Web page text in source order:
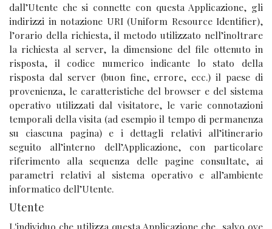
dall’Utente che si connette con questa Applicazione, gli
indirizzi in notazione URI (Uniform Resource Identifier),
l’orario della richiesta, il metodo utilizzato nell’inoltrare
la richiesta al server, la dimensione del file ottenuto in
risposta, il codice numerico indicante lo stato della
risposta dal server (buon fine, errore, ecc.) il paese di
provenienza, le caratteristiche del browser e del sistema
operativo utilizzati dal visitatore, le varie connotazioni
temporali della visita (ad esempio il tempo di permanenza
su ciascuna pagina) e i dettagli relativi all’itinerario
seguito all’interno dell’Applicazione, con particolare
riferimento alla sequenza delle pagine consultate, ai
parametri relativi al sistema operativo e all’ambiente
informatico dell’Utente.
Utente
L'individuo che utilizza questa Applicazione che, salvo ove